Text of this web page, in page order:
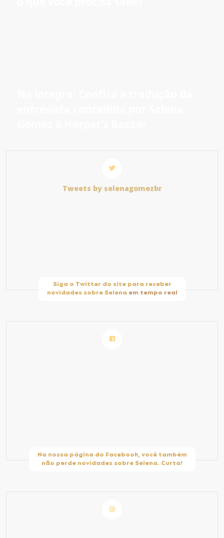
Tweets by selenagomezbr
Siga o Twitter do site para receber
novidades sobre Selena em tempo real
Na nossa página do Facebook, você também
não perde novidades sobre Selena. Curta!